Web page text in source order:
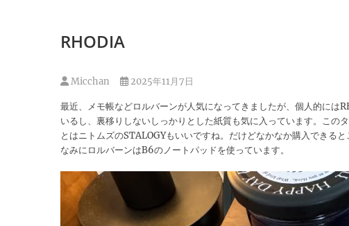
RHODIA
Micchan 2025年11月7日
最近、メモ帳などロルバーンが人気になってきましたが、個人的に
いるし、裏移りしないしっかりとした紙質も気に入っています。こ
とはニトムズのSTALOGYもいいですね。だけどなかなか購入できる
なみにロルバーンはB6のノートパッドを使っています。